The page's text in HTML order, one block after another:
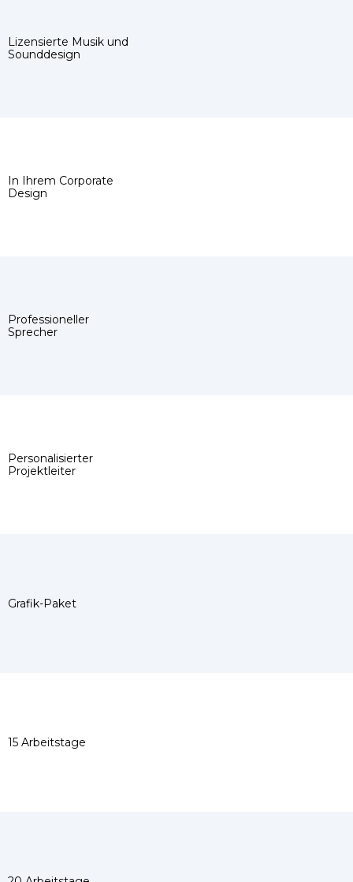
Lizensierte Musik und
Sounddesign
In Ihrem Corporate
Design
Professioneller
Sprecher
Personalisierter
Projektleiter
Grafik-Paket
15 Arbeitstage